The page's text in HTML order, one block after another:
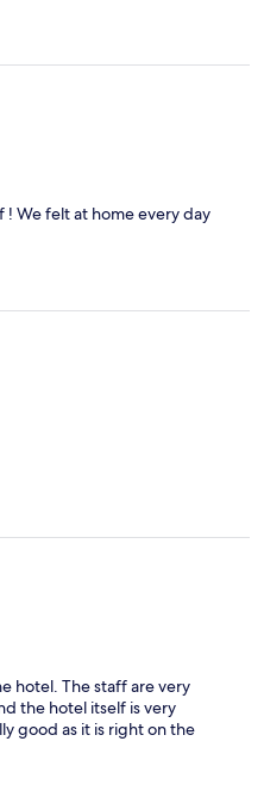
! We felt at home every day
hotel. The staff are very
the hotel itself is very
good as it is right on the